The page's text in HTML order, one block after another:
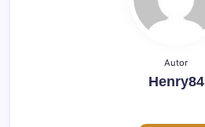
Autor
Henry84